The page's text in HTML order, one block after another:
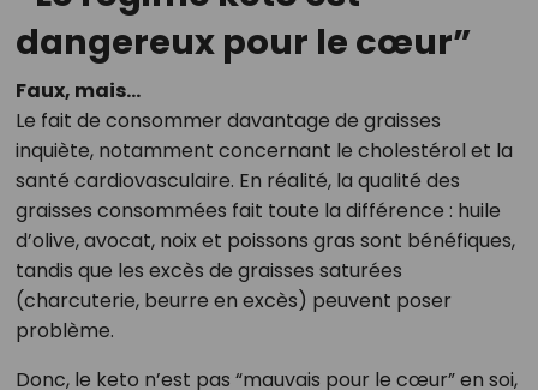
dangereux pour le cœur”
Faux, mais…
Le fait de consommer davantage de graisses
inquiète, notamment concernant le cholestérol et la
santé cardiovasculaire. En réalité, la qualité des
graisses consommées fait toute la différence : huile
d’olive, avocat, noix et poissons gras sont bénéfiques,
tandis que les excès de graisses saturées
(charcuterie, beurre en excès) peuvent poser
problème.
Donc, le keto n’est pas “mauvais pour le cœur” en soi,